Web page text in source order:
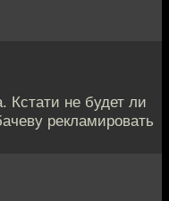
Кстати не будет ли
рекламировать